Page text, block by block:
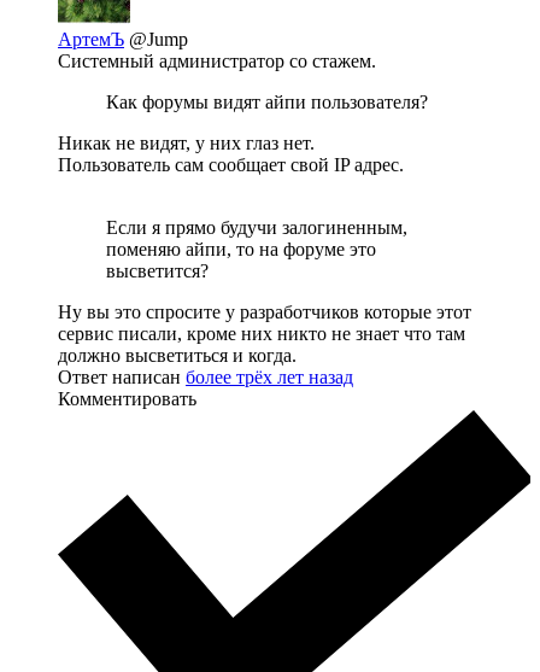
АртемЪ @Jump
Системный администратор со стажем.
Как форумы видят айпи пользователя?
Никак не видят, у них глаз нет.
Пользователь сам сообщает свой IP адрес.
Если я прямо будучи залогиненным,
поменяю айпи, то на форуме это
высветится?
Ну вы это спросите у разработчиков которые этот
сервис писали, кроме них никто не знает что там
должно высветиться и когда.
Ответ написан более трёх лет назад
Комментировать